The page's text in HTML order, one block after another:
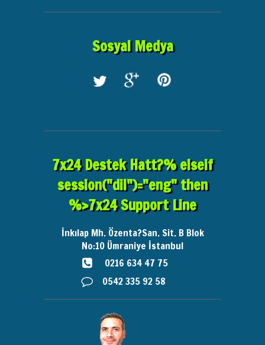
Sosyal Medya
7x24 Destek Hatt?% elseif
session("dil")="eng" then
%>7x24 Support Line
İnkılap Mh. Özenta?San. Sit. B Blok
No:10 Ümraniye İstanbul
0216 634 47 75
0542 335 92 58